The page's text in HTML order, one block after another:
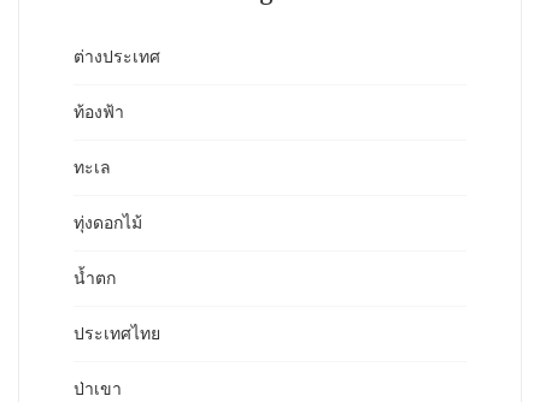
ต่างประเทศ
ท้องฟ้า
ทะเล
ทุ่งดอกไม้
น้ำตก
ประเทศไทย
ป่าเขา